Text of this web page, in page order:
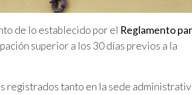
de lo establecido por el Reglamento
superior a los 30 días previos a la
registrados tanto en la sede